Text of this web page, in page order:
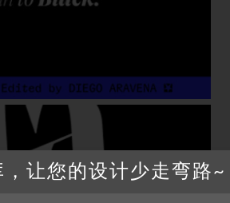
让您的设计少走弯路~